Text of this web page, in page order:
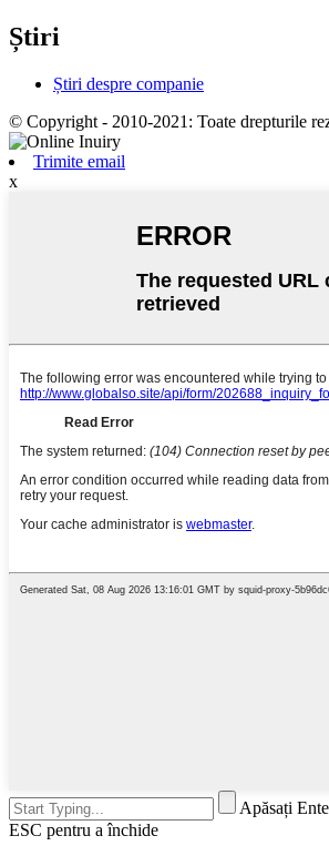
Știri
Știri despre companie
© Copyright - 2010-2021: Toate drepturile
Trimite email
x
Apăsați
ESC pentru a închide